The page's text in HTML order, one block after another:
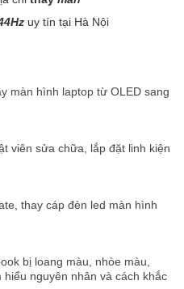
uy tín tại Hà Nội
màn hình laptop từ OLED sang
viên sửa chữa, lắp đặt linh kiện
thay cáp đèn led màn hình
bị loang màu, nhòe màu,
hiểu nguyên nhân và cách khắc